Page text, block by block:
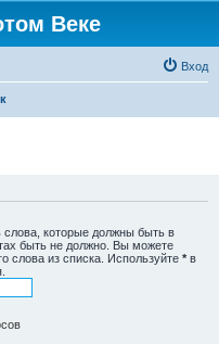
Веке
Вход
слова, которые должны быть в
быть не должно. Вы можете
слова из списка. Используйте * в